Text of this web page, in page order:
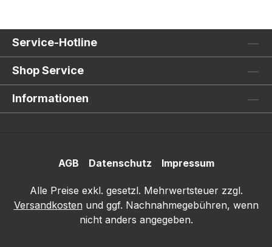
Service-Hotline
Shop Service
Informationen
AGB Datenschutz Impressum
Alle Preise exkl. gesetzl. Mehrwertsteuer zzgl.
Versandkosten und ggf. Nachnahmegebühren, wenn
nicht anders angegeben.